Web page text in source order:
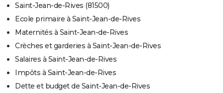
Saint-Jean-de-Rives (81500)
Ecole primaire à Saint-Jean-de-Rives
Maternités à Saint-Jean-de-Rives
Crèches et garderies à Saint-Jean-de-Rives
Salaires à Saint-Jean-de-Rives
Impôts à Saint-Jean-de-Rives
Dette et budget de Saint-Jean-de-Rives